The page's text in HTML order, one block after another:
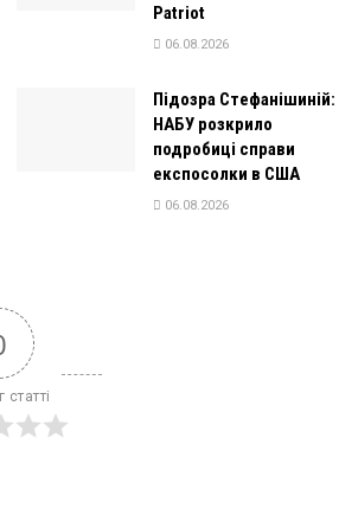
Patriot
06.08.2026
Підозра Стефанішиній:
НАБУ розкрило
подробиці справи
експосолки в США
06.08.2026
статті